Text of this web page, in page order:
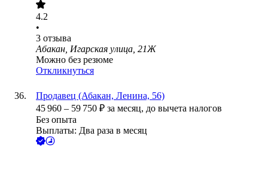
4.2
•
3 отзыва
Абакан, Игарская улица, 21Ж
Можно без резюме
Откликнуться
Продавец (Абакан, Ленина, 56)
45 960 – 59 750 ₽ за месяц, до вычета налогов
Без опыта
Выплаты: Два раза в месяц